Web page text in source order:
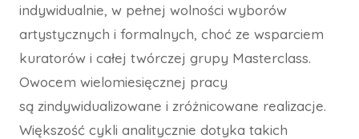
indywidualnie, w pełnej wolności wyborów
artystycznych i formalnych, choć ze wsparciem
kuratorów i całej twórczej grupy Masterclass.
Owocem wielomiesięcznej pracy
są zindywidualizowane i zróżnicowane realizacje.
Większość cykli analitycznie dotyka takich